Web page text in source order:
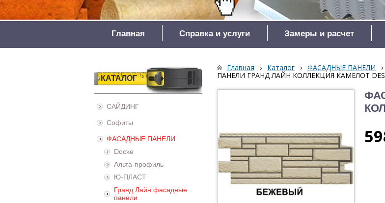
Главная Справка и услуги Замеры и расчет
КАТАЛОГ
САЙДИНГ
Софиты
ФАСАДНЫЕ ПАНЕЛИ
Docke
Альта-профиль
Ю-ПЛАСТ
Гранд Лайн фасадные
панели
Главная › Каталог › ФАСАДНЫЕ ПАНЕЛИ ›
ПАНЕЛИ ГРАНД ЛАЙН КОЛЛЕКЦИЯ КАМЕЛОТ